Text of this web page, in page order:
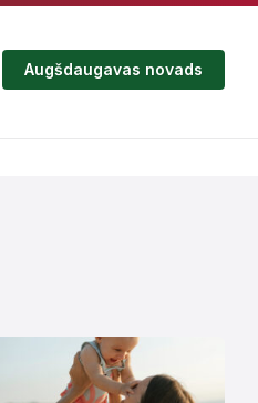
Augšdaugavas novads